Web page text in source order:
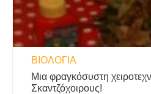
ΒΙΟΛΟΓΊΑ
Μια φραγκόσυστη
Σκαντζόχοιρους!